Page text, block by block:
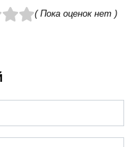
( Пока оценок нет )